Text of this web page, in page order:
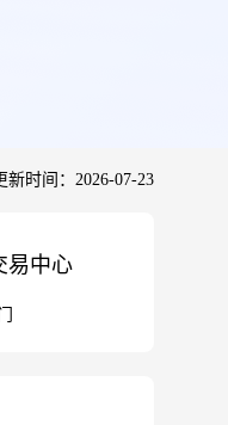
新时间：2026-07-23
易中心